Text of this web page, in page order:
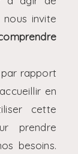
invite
rapport
en
cette
prendre
besoins.